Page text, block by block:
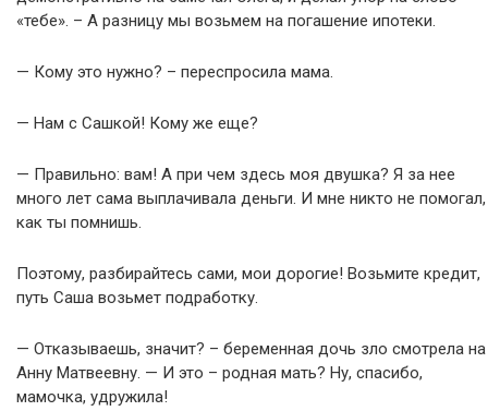
«тебе». – А разницу мы возьмем на погашение ипотеки.
— Кому это нужно? – переспросила мама.
— Нам с Сашкой! Кому же еще?
— Правильно: вам! А при чем здесь моя двушка? Я за нее
много лет сама выплачивала деньги. И мне никто не помогал,
как ты помнишь.
Поэтому, разбирайтесь сами, мои дорогие! Возьмите кредит,
путь Саша возьмет подработку.
— Отказываешь, значит? – беременная дочь зло смотрела на
Анну Матвеевну. — И это – родная мать? Ну, спасибо,
мамочка, удружила!